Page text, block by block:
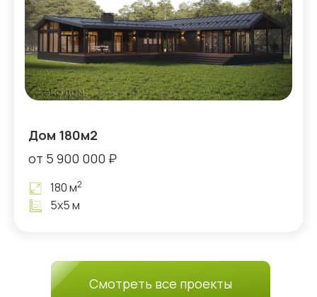
Дом 180м2
от 5 900 000 ₽
180 м2
5х5 м
Смотреть все проекты